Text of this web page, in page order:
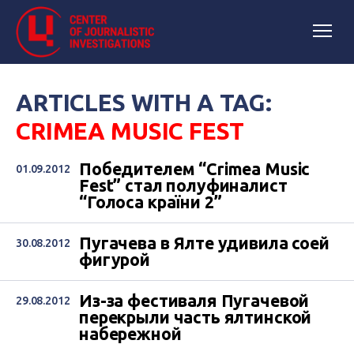
ARTICLES WITH A TAG:
CRIMEA MUSIC FEST
01.09.2012
Победителем “Crimea Music
Fest” стал полуфиналист
“Голоса країни 2”
30.08.2012
Пугачева в Ялте удивила соей
фигурой
29.08.2012
Из-за фестиваля Пугачевой
перекрыли часть ялтинской
набережной